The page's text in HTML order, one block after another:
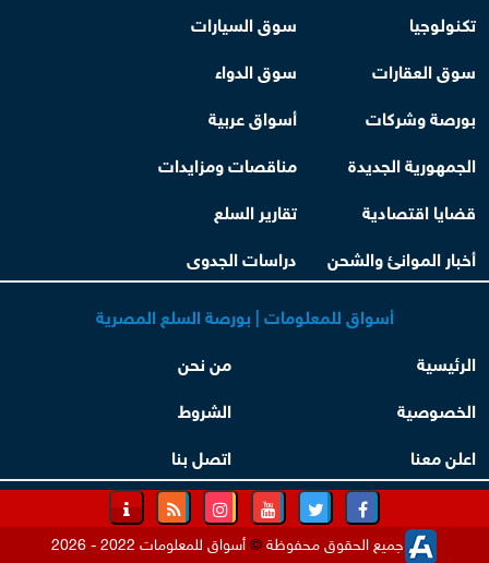
تكنولوجيا
سوق السيارات
سوق العقارات
سوق الدواء
بورصة وشركات
أسواق عربية
الجمهورية الجديدة
مناقصات ومزايدات
قضايا اقتصادية
تقارير السلع
أخبار الموانئ والشحن
دراسات الجدوى
أسواق للمعلومات | بورصة السلع المصرية
الرئيسية
من نحن
الخصوصية
الشروط
اعلن معنا
اتصل بنا
جميع الحقوق محفوظة©أسواق للمعلومات 2022 - 2026